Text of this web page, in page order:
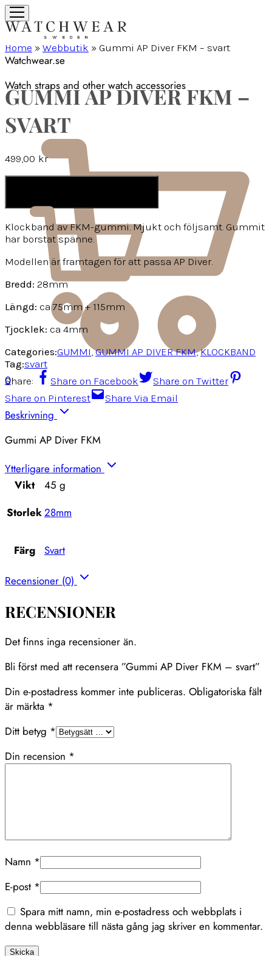
Watchwear.se
Watch straps and other watch accessories
0
Home » Webbutik » Gummi AP Diver FKM – svart
GUMMI AP DIVER FKM –
SVART
499,00 kr
Klockband av FKM-gummi. Mjukt och följsamt. Gummit
har borstat spänne.
Modellen är framtagen för att passa AP Diver.
Bredd: 28mm
Längd: ca 75mm + 115mm
Tjocklek: ca 4mm
Categories:GUMMI,GUMMI AP DIVER FKM,KLOCKBAND
Tag:svart
Share:
Share on Facebook
Share on Twitter
Share on Pinterest
Share Via Email
Beskrivning
Gummi AP Diver FKM
Ytterligare information
Vikt
45 g
Storlek28mm
Färg Svart
Recensioner (0)
RECENSIONER
Det finns inga recensioner än.
Bli först med att recensera ”Gummi AP Diver FKM – svart”
Din e-postadress kommer inte publiceras. Obligatoriska fält
är märkta *
Ditt betyg *
Din recension *
Namn *
E-post *
Spara mitt namn, min e-postadress och webbplats i
denna webbläsare till nästa gång jag skriver en kommentar.